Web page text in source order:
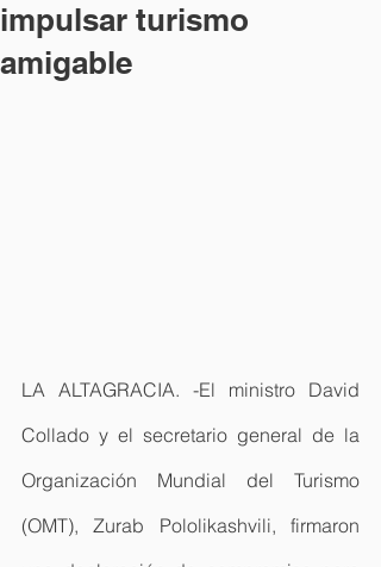
impulsar turismo
amigable
LA ALTAGRACIA. -El ministro David
Collado y el secretario general de la
Organización Mundial del Turismo
(OMT), Zurab Pololikashvili, firmaron